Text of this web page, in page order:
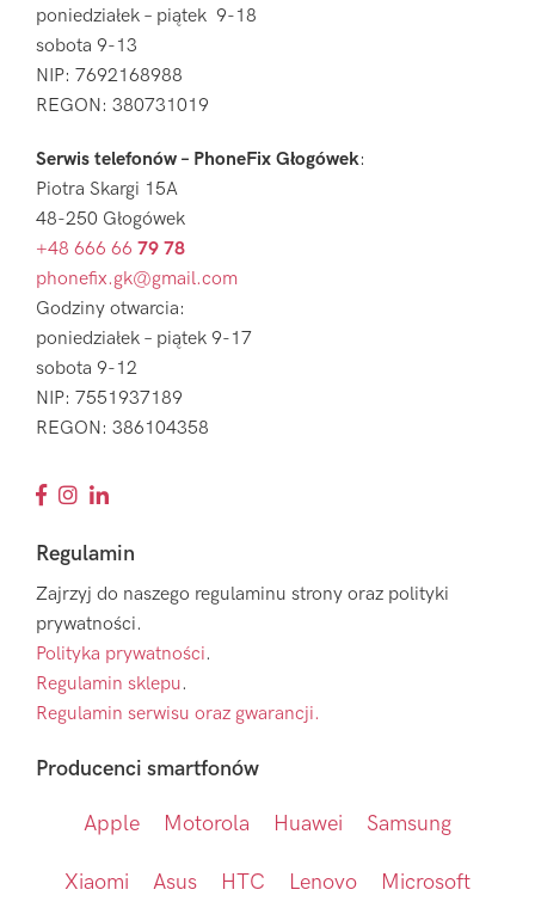
poniedziałek – piątek 9-18
sobota 9-13
NIP: 7692168988
REGON: 380731019
Serwis telefonów – PhoneFix Głogówek:
Piotra Skargi 15A
48-250 Głogówek
+48 666 66 79 78
phonefix.gk@gmail.com
Godziny otwarcia:
poniedziałek – piątek 9-17
sobota 9-12
NIP: 7551937189
REGON: 386104358
Regulamin
Zajrzyj do naszego regulaminu strony oraz polityki
prywatności.
Polityka prywatności.
Regulamin sklepu.
Regulamin serwisu oraz gwarancji.
Producenci smartfonów
Apple Motorola Huawei Samsung
Xiaomi Asus HTC Lenovo Microsoft